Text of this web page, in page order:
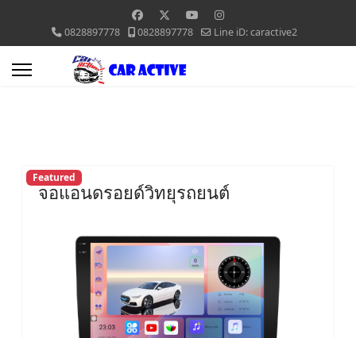
0828897778 0828897778 Line iD: caractive2
Featured
จอแอนดรอยด์วิทยุรถยนต์